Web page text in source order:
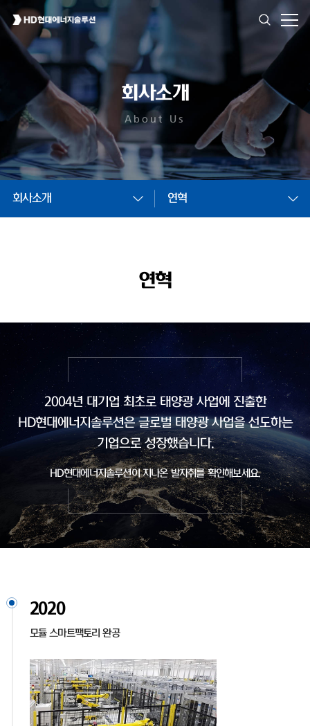
회사소개
About Us
회사소개 연혁
연혁
2004년 대기업 최초로 태양광 사업에 진출한
HD현대에너지솔루션은글로벌 태양광 사업을 선도하는
기업으로 성장했습니다.
HD현대에너지솔루션이 지나온 발자취를 확인해보세요.
2020
모듈 스마트팩토리 완공